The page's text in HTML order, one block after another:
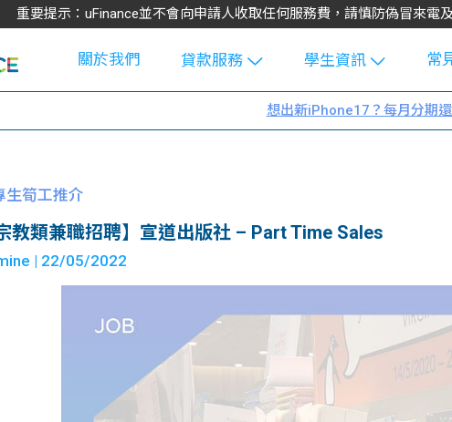
重要提示：uFinance並不會向申請人收取任何服務費，請慎防偽冒來電
關於我們
貸款服務
學生貸款
大學生學費
機
網上私人貸
學生資訊
Blog
大專生筍
Exchang
Guide
理財
Guide
學生貸款
常
想出新iPhone17？每月分期
生筍工推介
教類兼職招聘】宣道出版社 – Part Time Sales
| 22/05/2022